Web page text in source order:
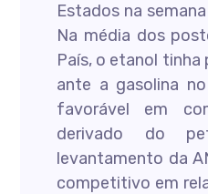
Estados na
Na média dos
País, o etanol tinha
ante a gasolina
favorável em
derivado do
levantamento da
competitivo em